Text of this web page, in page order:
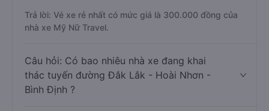
Trả lời: Vé xe rẻ nhất có mức giá là 300.000 đồng của
nhà xe Mỹ Nữ Travel.
Câu hỏi: Có bao nhiêu nhà xe đang khai
thác tuyến đường Đắk Lắk - Hoài Nhơn -
Bình Định ?